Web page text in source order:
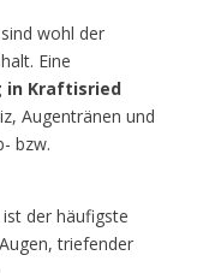
wohl der
Eine
in Kraftisried
Augentränen und
bzw.
der häufigste
triefender